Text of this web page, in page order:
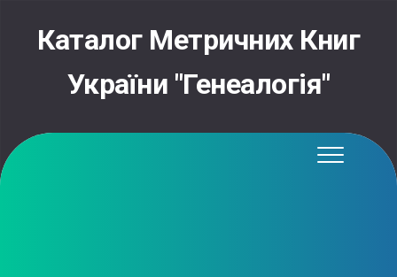
contentКаталог Метричних Книг
України "Генеалогія"